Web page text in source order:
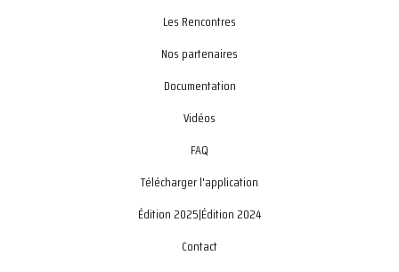
Les Rencontres
Nos partenaires
Documentation
Vidéos
FAQ
Télécharger l'application
Édition 2025|Édition 2024
Contact